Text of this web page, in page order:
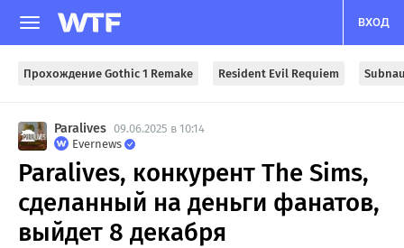
ВХОД
Прохождение Gothic 1 Remake Resident Evil Requiem
Paralives 09.06.2025 в 10:14
Evernews
Paralives, конкурент The Sims,
сделанный на деньги фанатов,
выйдет 8 декабря